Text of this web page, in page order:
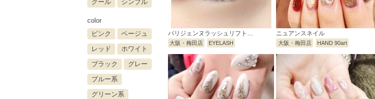
パリジェンヌラッシュリフト…
大阪・梅田店 EYELASH
ニュアンスネイル
大阪・梅田店 HAND 90art
クール
シンプル
color
ピンク
ベージュ
レッド
ホワイト
ブラック
グレー
ブルー系
グリーン系